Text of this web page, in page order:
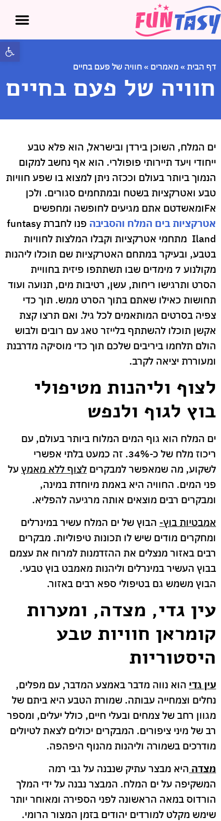
דף הבית » מאמרים » חוויה של פעם בחיים
חוויה של פעם בחיים
ים המלח, השוכן בירדן ובישראל, הוא פלא טבע
ייחודי ויעד תיירותי פופולרי. הוא אף נחשב למקום
הנמוך ביותר בעולם וככזה ניתן למצוא בו שפע חוויות
טבע ואטרקציות בשטח ובמתחמים סגורים. ולכן
אFומאשדטם אתם מגיעים לחופשה ומחפשים
אטרקציות בים המלח והסביבה
פנו לחברת funtasy
Iland מתחמי אטרקציות וקבלו המלצות לחוויות
בטבע, ובעיקר במתחם האטרקציות שם תוכלו ליהנות
מקולנוע 7 מימדים שבו תשתתפו פיזית בחוויית
הסרט ותרגישו ריחות, עשן, רטיבות מים, תנועה ועוד
תחושות כאילו שאתם בתוך הסרט ממש. תוך כדי
צפיה בסרטים המותאמים לכל גיל. ואם תרצו קצת
אקשן תוכלו להשתתף בלייזר טאג עם רובים ולבוש
הולם תלחמו ביריבים שלכם תוך כדי מוסיקה מדרבנת
ומעוררת יציאה לקרב.
לצוף וליהנות מטיפולי
בוץ לגוף ולנפש
ים המלח הוא גוף המים המלוח ביותר בעולם, עם
ריכוז מלח של כ-34%. זה כמעט בלתי אפשרי
לשקוע, מה שמאפשר למבקרים לצוף ללא מאמץ על
פני המים. החוויה היא באמת מיוחדת במינה,
ומבקרים רבים מוצאים אותה מרגיעה להפליא.
אמבטיות בוץ- הבוץ של ים המלח עשיר במינרלים
ומחקרים מודים שיש לו תכונות טיפוליות. מבקרים
רבים באזור מנצלים את ההזדמנות למרוח את עצמם
בבוץ העשיר במינרלים וליהנות מאמבט בוץ טבעי.
הבוץ משמש גם בטיפולי ספא רבים באזור.
עין גדי, מצדה, ומערות
קומראן חוויות טבע
היסטוריות
עין גדי הוא נווה מדבר באמצע המדבר, עם מפלים,
נחלים וצמחייה עבותה. שמורת הטבע היא ביתם של
מגוון רחב של צמחים ובעלי חיים, כולל יעלים, ומספר
רב של מיני ציפורים. המבקרים יכולים לצאת לטיולים
מודרכים בשמורה וליהנות מהנוף היפהפה.
מצדה היא מבצר עתיק שנבנה על גבי רמה
המשקיפה על ים המלח. המבצר נבנה על ידי המלך
הורדוס במאה הראשונה לפני הספירה ומאוחר יותר
שימש מקלט למורדים יהודים בזמן המצור הרומי.